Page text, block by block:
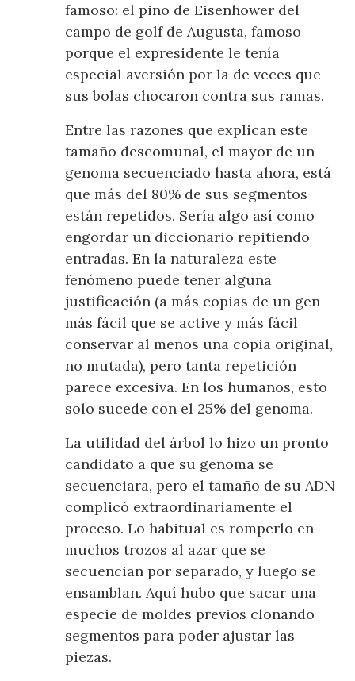
famoso: el pino de Eisenhower del
campo de golf de Augusta, famoso
porque el expresidente le tenía
especial aversión por la de veces que
sus bolas chocaron contra sus ramas.
Entre las razones que explican este
tamaño descomunal, el mayor de un
genoma secuenciado hasta ahora, está
que más del 80% de sus segmentos
están repetidos. Sería algo así como
engordar un diccionario repitiendo
entradas. En la naturaleza este
fenómeno puede tener alguna
justificación (a más copias de un gen
más fácil que se active y más fácil
conservar al menos una copia original,
no mutada), pero tanta repetición
parece excesiva. En los humanos, esto
solo sucede con el 25% del genoma.
La utilidad del árbol lo hizo un pronto
candidato a que su genoma se
secuenciara, pero el tamaño de su ADN
complicó extraordinariamente el
proceso. Lo habitual es romperlo en
muchos trozos al azar que se
secuencian por separado, y luego se
ensamblan. Aquí hubo que sacar una
especie de moldes previos clonando
segmentos para poder ajustar las
piezas.